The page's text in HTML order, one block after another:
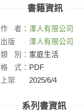
書籍資訊
作 者： 澤人有限公司
出版
社：
澤人有限公司
類
別： 家庭生活
格
式： PDF
上架
2025/6/4
系列書資訊